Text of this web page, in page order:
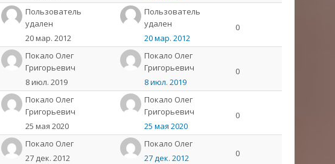
Пользователь
удален
20 мар. 2012
Пользователь
удален
20 мар. 2012
0
Покало Олег
Григорьевич
8 июл. 2019
Покало Олег
Григорьевич
8 июл. 2019
0
Покало Олег
Григорьевич
25 мая 2020
Покало Олег
Григорьевич
25 мая 2020
0
Пoкaлo Олeг
27 дек. 2012
Пoкaлo Олeг
27 дек. 2012
0